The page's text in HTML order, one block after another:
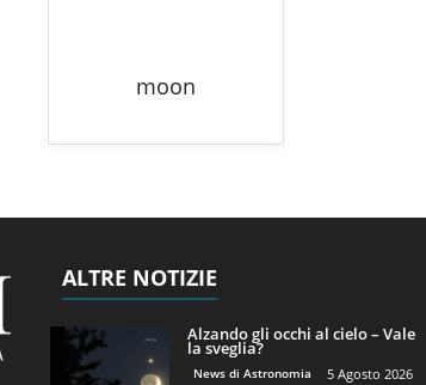
moon
ALTRE NOTIZIE
Alzando gli occhi al cielo – Vale
la sveglia?
News di Astronomia 5 Agosto 2026